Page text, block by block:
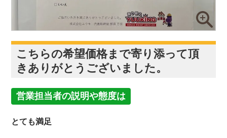
こちらの希望価格まで寄り添って頂
きありがとうございました。
営業担当者の説明や態度は
とても満足